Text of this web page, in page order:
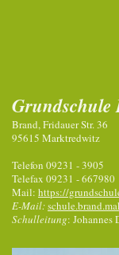
Grundschule
Brand, Fridauer Str. 36
95615 Marktredwitz
Telefon 09231 - 3905
Telefax 09231 - 667980
Mail: https://
E-Mail:
Schulleitung: Johannes